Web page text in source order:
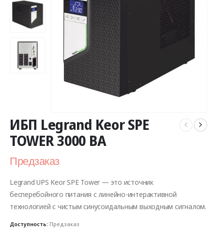
ИБП Legrand Keor SPE
TOWER 3000 ВА
Предзаказ
Legrand UPS Keor SPE Tower — это источник
бесперебойного питания с линейно-интерактивной
технологией с чистым синусоидальным выходным сигналом.
Доступность: Предзаказ